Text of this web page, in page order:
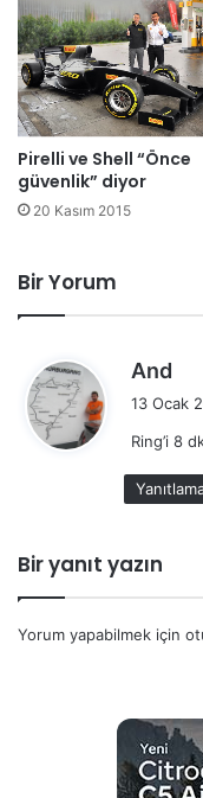
Pirelli ve Shell “Önce
güvenlik” diyor
20 Kasım 2015
Bir Yorum
And
i
k
i
13 Ocak
Ring’i 8
Bir yanıt yazın
Yorum yapabilmek için